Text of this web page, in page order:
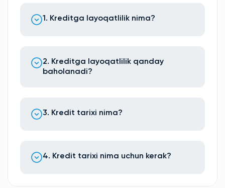
1. Kreditga layoqatlilik nima?
2. Kreditga layoqatlilik qanday
baholanadi?
3. Kredit tarixi nima?
4. Kredit tarixi nima uchun kerak?